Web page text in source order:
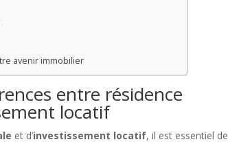
avenir immobilier
entre résidence
locatif
et d’investissement locatif, il est essentiel de